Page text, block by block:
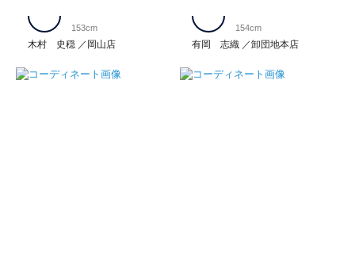
木村 史穏 岡山店
153cm
有岡 志織 卸団地本店
154cm